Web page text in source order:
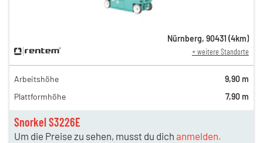
Snorkel S3226E
Um die Preise zu sehen, musst du dich anmelden.
Nürnberg, 90431 (4km)
+ weitere Standorte
Arbeitshöhe
9,90 m
Plattformhöhe
7,90 m